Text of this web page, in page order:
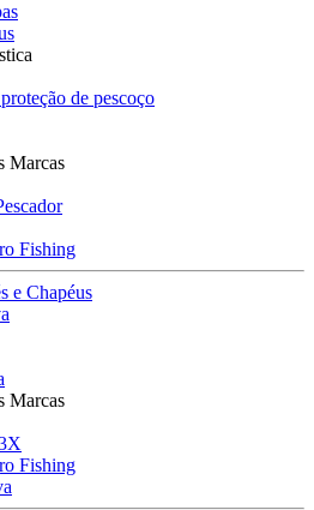
de pescoço
Marcas
Fishing
e Chapéus
Marcas
Fishing